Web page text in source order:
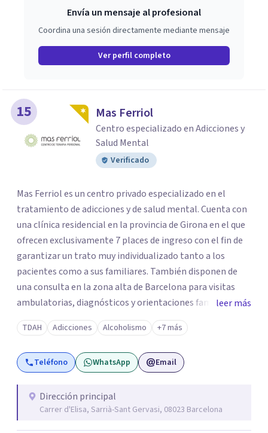
Envía un mensaje al profesional
Coordina una sesión directamente mediante mensaje
Ver perfil completo
15 Mas Ferriol
Centro especializado en Adicciones y
Salud Mental
Verificado
Mas Ferriol es un centro privado especializado en el
tratamiento de adicciones y de salud mental. Cuenta con
una clínica residencial en la provincia de Girona en el que
ofrecen exclusivamente 7 places de ingreso con el fin de
garantizar un trato muy individualizado tanto a los
pacientes como a sus familiares. También disponen de
una consulta en la zona alta de Barcelona para visitas
ambulatorias, diagnósticos y orientaciones familiares. Su
equipo multidisciplinar sanitario cuenta con amplia
experiencia en el sector y con la formación necesaria para
poder llevar a cabo unos tratamientos de alto nivel. Mas
Ferriol está orientado a todas aquellas personas que
profesional.
leer más
TDAH Adicciones Alcoholismo +7 más
Teléfono WhatsApp Email
Dirección principal
Carrer d'Elisa, Sarrià-Sant Gervasi, 08023 Barcelona